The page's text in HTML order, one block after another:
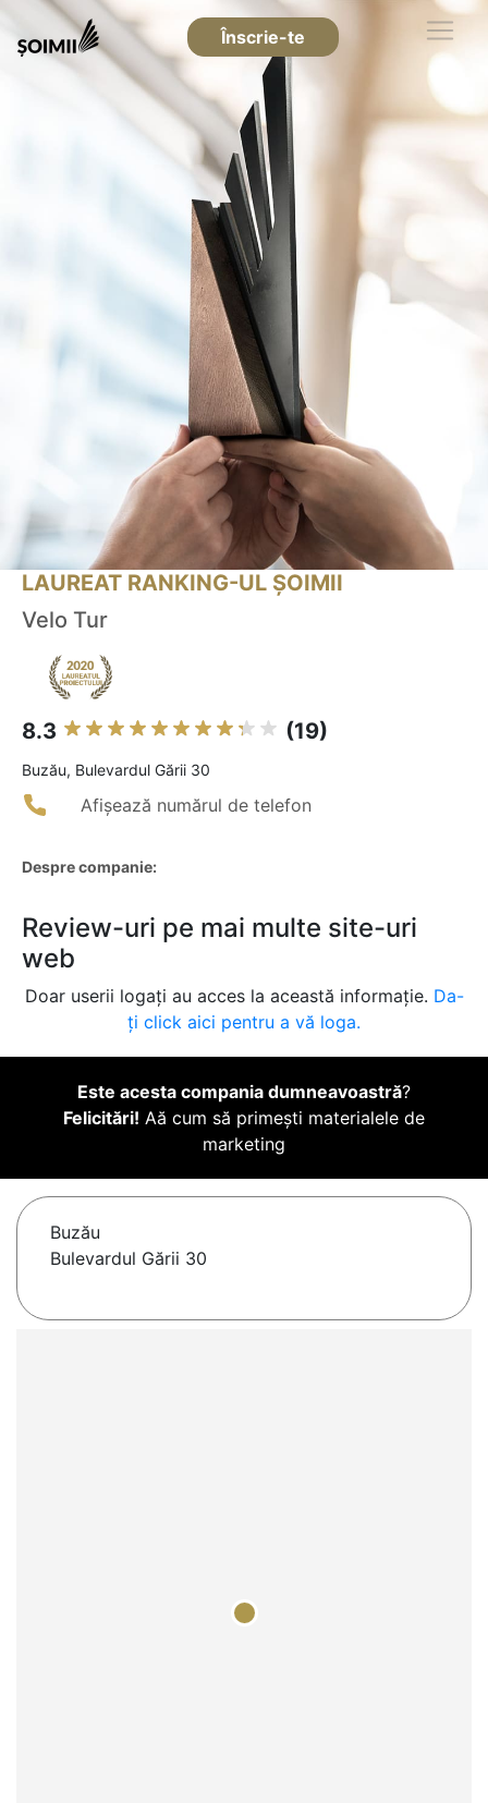
Înscrie-te
LAUREAT RANKING-UL ȘOIMII
Velo Tur
8.3 (19)
Buzău, Bulevardul Gării 30
Afișează numărul de telefon
Despre companie:
Review-uri pe mai multe site-uri
web
Doar userii logați au acces la această informație. Da-
ți click aici pentru a vă loga.
Este acesta compania dumneavoastră?
Felicitări! Aă cum să primești materialele de
marketing
Buzău
Bulevardul Gării 30